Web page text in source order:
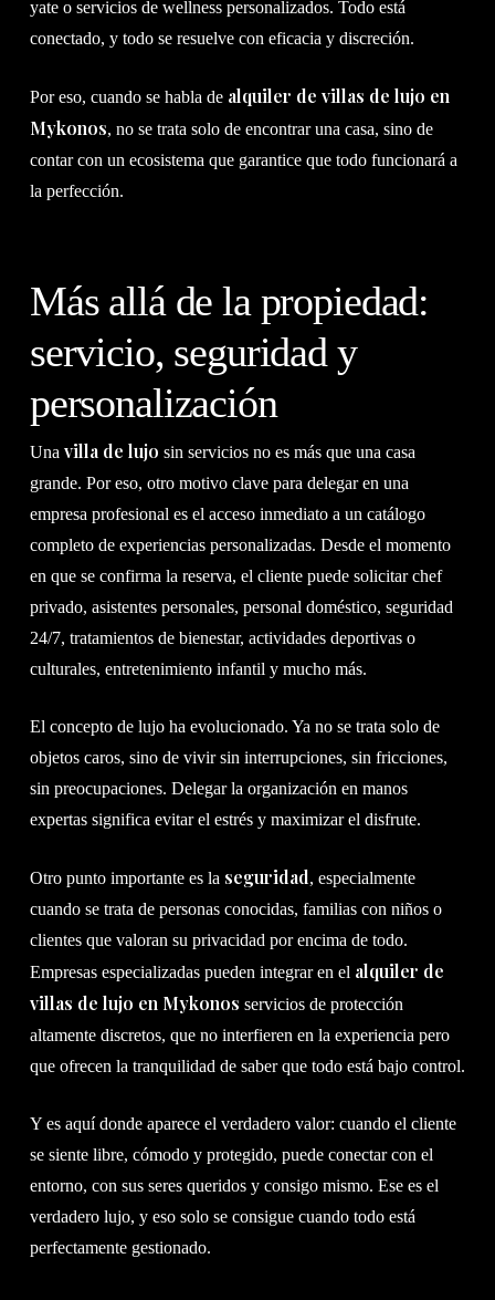
yate o servicios de wellness personalizados. Todo está
conectado, y todo se resuelve con eficacia y discreción.
Por eso, cuando se habla de alquiler de villas de lujo en
Mykonos, no se trata solo de encontrar una casa, sino de
contar con un ecosistema que garantice que todo funcionará a
la perfección.
Más allá de la propiedad:
servicio, seguridad y
personalización
Una villa de lujo sin servicios no es más que una casa
grande. Por eso, otro motivo clave para delegar en una
empresa profesional es el acceso inmediato a un catálogo
completo de experiencias personalizadas. Desde el momento
en que se confirma la reserva, el cliente puede solicitar chef
privado, asistentes personales, personal doméstico, seguridad
24/7, tratamientos de bienestar, actividades deportivas o
culturales, entretenimiento infantil y mucho más.
El concepto de lujo ha evolucionado. Ya no se trata solo de
objetos caros, sino de vivir sin interrupciones, sin fricciones,
sin preocupaciones. Delegar la organización en manos
expertas significa evitar el estrés y maximizar el disfrute.
Otro punto importante es la seguridad, especialmente
cuando se trata de personas conocidas, familias con niños o
clientes que valoran su privacidad por encima de todo.
Empresas especializadas pueden integrar en el alquiler de
villas de lujo en Mykonos servicios de protección
altamente discretos, que no interfieren en la experiencia pero
que ofrecen la tranquilidad de saber que todo está bajo control.
Y es aquí donde aparece el verdadero valor: cuando el cliente
se siente libre, cómodo y protegido, puede conectar con el
entorno, con sus seres queridos y consigo mismo. Ese es el
verdadero lujo, y eso solo se consigue cuando todo está
perfectamente gestionado.